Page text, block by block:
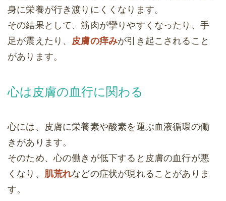
身に栄養が行き渡りにくくなります。
その結果として、筋肉が攣りやすくなったり、手
足が震えたり、 皮膚の痒みが引き起こされること
があります。
心は皮膚の血行に関わる
心には、皮膚に栄養素や酸素を運ぶ血液循環の働
きがあります。
そのため、心の働きが低下すると皮膚の血行が悪
くなり、 肌荒れなどの症状が現れることがありま
す。